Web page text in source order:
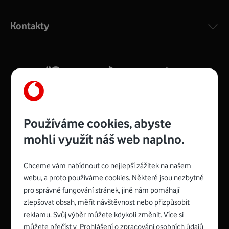
silný signál pro celou domácnost. Kompaktní rozměry 21
Více o COMPAL CH7465VF
Zyxel VMG8623-T50B:
Rozměry modemu jsou 16 x 22 x 7,5 cm (včetně stojánku)
a nabízí 4 gigabitové LAN porty a bezdrátové připojení Wi-
Spojte se s Vodafonem
Kontakty
Používáme cookies, abyste
mohli využít náš web naplno.
Chceme vám nabídnout co nejlepší zážitek na našem
webu, a proto používáme cookies. Některé jsou nezbytné
pro správné fungování stránek, jiné nám pomáhají
zlepšovat obsah, měřit návštěvnost nebo přizpůsobit
reklamu. Svůj výběr můžete kdykoli změnit. Více si
můžete přečíst v Prohlášení o zpracování osobních údajů